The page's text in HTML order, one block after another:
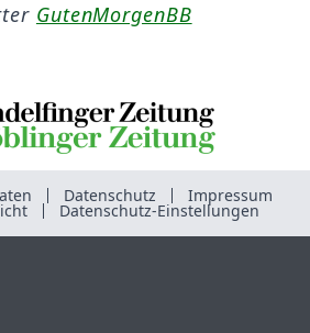
GutenMorgenBB
Datenschutz Impressum
Datenschutz-Einstellungen